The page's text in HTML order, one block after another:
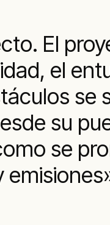
El
el
se
su
se